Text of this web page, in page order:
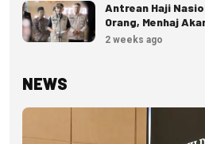
Antrean Haji
Orang, Menhaj
Kelola
2 weeks ago
NEWS